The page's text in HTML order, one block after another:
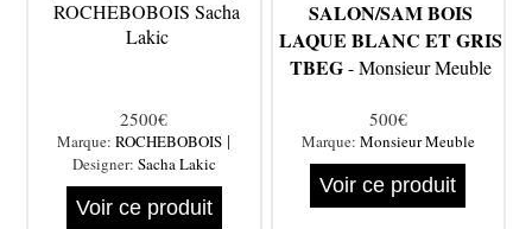
ROCHEBOBOIS Sacha
Lakic
2500€
Marque:ROCHEBOBOIS |
Designer: Sacha Lakic
Voir ce produit
SALON/SAM BOIS
LAQUE BLANC ET GRIS
TBEG- Monsieur Meuble
500€
Marque: Monsieur Meuble
Voir ce produit